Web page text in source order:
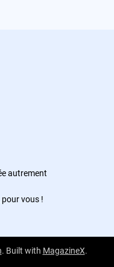
autrement
pour vous !
. Built with MagazineX.